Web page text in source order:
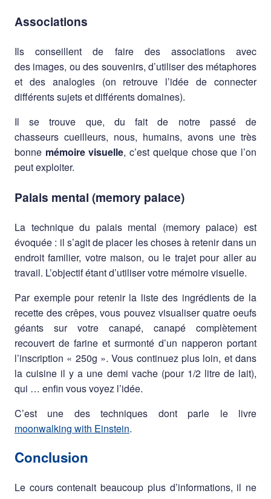
Associations
Ils conseillent de faire des associations avec
des images, ou des souvenirs, d’utiliser des métaphores
et des analogies (on retrouve l’idée de connecter
différents sujets et différents domaines).
Il se trouve que, du fait de notre passé de
chasseurs cueilleurs, nous, humains, avons une très
bonne mémoire visuelle, c’est quelque chose que l’on
peut exploiter.
Palais mental (memory palace)
La technique du palais mental (memory palace) est
évoquée : il s’agit de placer les choses à retenir dans un
endroit familier, votre maison, ou le trajet pour aller au
travail. L’objectif étant d’utiliser votre mémoire visuelle.
Par exemple pour retenir la liste des ingrédients de la
recette des crêpes, vous pouvez visualiser quatre oeufs
géants sur votre canapé, canapé complètement
recouvert de farine et surmonté d’un napperon portant
l’inscription « 250g ». Vous continuez plus loin, et dans
la cuisine il y a une demi vache (pour 1/2 litre de lait),
qui … enfin vous voyez l’idée.
C’est une des techniques dont parle le livre
moonwalking with Einstein.
Conclusion
Le cours contenait beaucoup plus d’informations, il ne